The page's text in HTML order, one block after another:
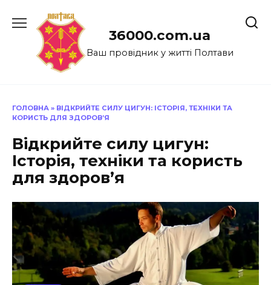
до
36000.com.ua
Ваш провідник у житті Полтави
ГОЛОВНА » ВІДКРИЙТЕ СИЛУ ЦИГУН: ІСТОРІЯ, ТЕХНІКИ ТА
КОРИСТЬ ДЛЯ ЗДОРОВ’Я
Відкрийте силу цигун:
Історія, техніки та користь
для здоров’я